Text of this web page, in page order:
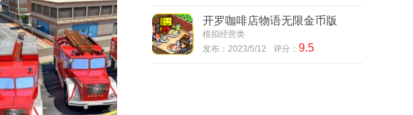
开罗咖啡店物语无限金币版
模拟经营类
发布：2023/5/12
评分： 9.5